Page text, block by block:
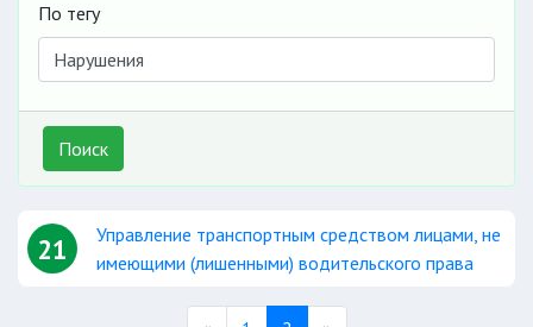
По тегу
Поиск
21
Управление транспортным средством лицами, не
имеющими (лишенными) водительского права